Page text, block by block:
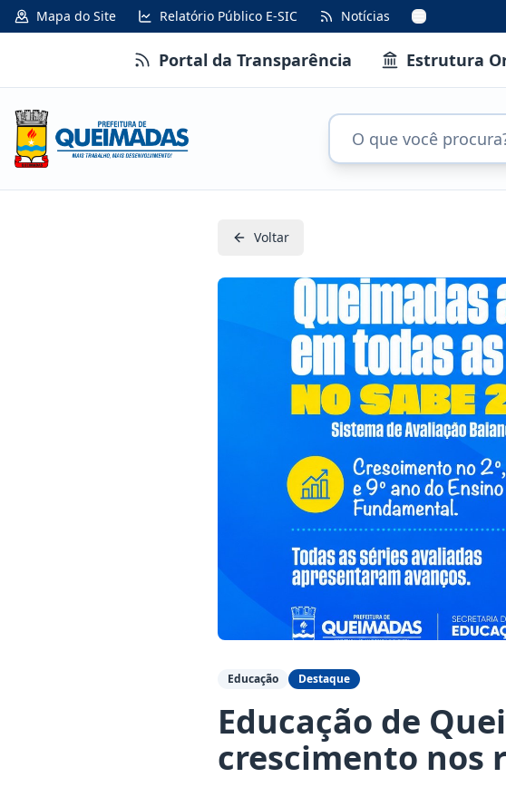
Mapa do Site Relatório Público E-SIC Notícias
Portal da Transparência Estrutura
Voltar
Educação Destaque
Educação de
crescimento nos